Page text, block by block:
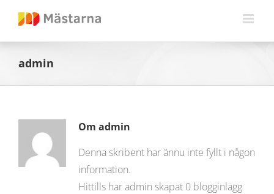
innehållet
admin
Om admin
Denna skribent har ännu inte fyllt i någon
information.
Hittills har admin skapat 0 blogginlägg